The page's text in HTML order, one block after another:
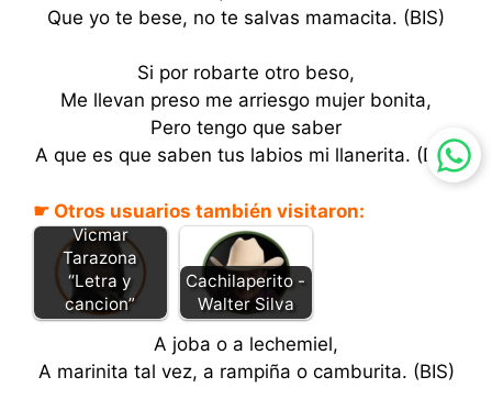
Que yo te bese, no te salvas mamacita. (BIS)
Si por robarte otro beso,
Me llevan preso me arriesgo mujer bonita,
Pero tengo que saber
A que es que saben tus labios mi llanerita. (BIS)
☛ Otros usuarios también visitaron:
Beso robado -
Vicmar
Tarazona
“Letra y
cancion”
Cachilaperito -
Walter Silva
A joba o a lechemiel,
A marinita tal vez, a rampiña o camburita. (BIS)